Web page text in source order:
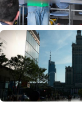
Indonesia•06 Aug 2026
Humaniora
Sekolah di
pelajaran berbasis
pariwisata
Indonesia •06 Aug 2026